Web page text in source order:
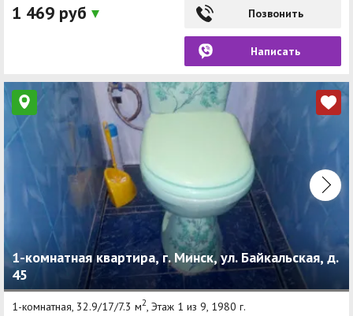
1 469 руб Позвонить
Написать
1-комнатная квартира, г. Минск, ул. Байкальская, д.
45
1-комнатная, 32.9/17/7.3 м2, Этаж 1 из 9, 1980 г.